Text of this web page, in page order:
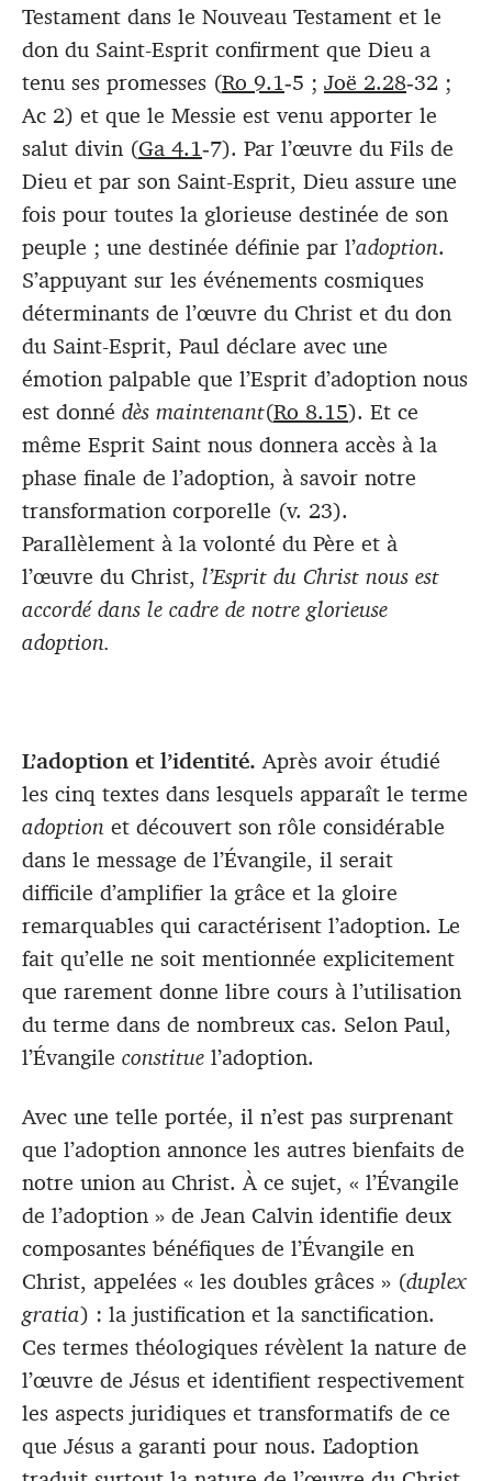
Testament dans le Nouveau Testament et le
don du Saint-Esprit confirment que Dieu a
tenu ses promesses (Ro 9.1‑5 ; Joë 2.28‑32 ;
Ac 2) et que le Messie est venu apporter le
salut divin (Ga 4.1‑7). Par l’œuvre du Fils de
Dieu et par son Saint-Esprit, Dieu assure une
fois pour toutes la glorieuse destinée de son
peuple ; une destinée définie par l’adoption.
S’appuyant sur les événements cosmiques
déterminants de l’œuvre du Christ et du don
du Saint-Esprit, Paul déclare avec une
émotion palpable que l’Esprit d’adoption nous
est donné dès maintenant(Ro 8.15). Et ce
même Esprit Saint nous donnera accès à la
phase finale de l’adoption, à savoir notre
transformation corporelle (v. 23).
Parallèlement à la volonté du Père et à
l’œuvre du Christ, l’Esprit du Christ nous est
accordé dans le cadre de notre glorieuse
adoption.
L’adoption et l’identité.Après avoir étudié
les cinq textes dans lesquels apparaît le terme
adoption et découvert son rôle considérable
dans le message de l’Évangile, il serait
difficile d’amplifier la grâce et la gloire
remarquables qui caractérisent l’adoption. Le
fait qu’elle ne soit mentionnée explicitement
que rarement donne libre cours à l’utilisation
du terme dans de nombreux cas. Selon Paul,
l’Évangile constitue l’adoption.
Avec une telle portée, il n’est pas surprenant
que l’adoption annonce les autres bienfaits de
notre union au Christ. À ce sujet, « l’Évangile
de l’adoption » de Jean Calvin identifie deux
composantes bénéfiques de l’Évangile en
Christ, appelées « les doubles grâces » (duplex
gratia) : la justification et la sanctification.
Ces termes théologiques révèlent la nature de
l’œuvre de Jésus et identifient respectivement
les aspects juridiques et transformatifs de ce
que Jésus a garanti pour nous. L’adoption